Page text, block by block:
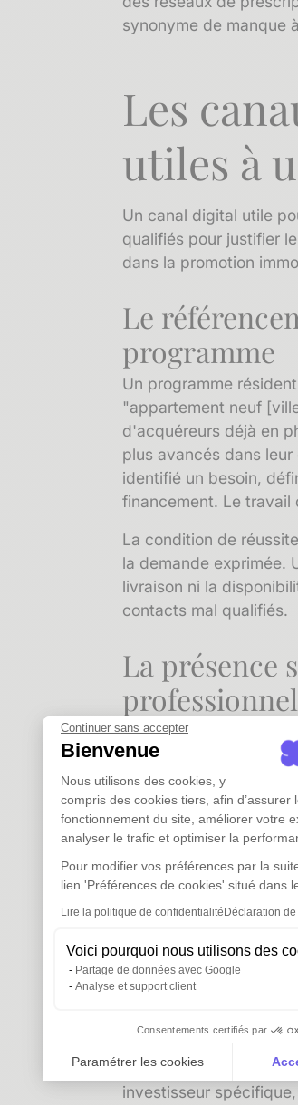
Continuer sans accepter
Bienvenue
Nous utilisons des cookies, y
compris des cookies tiers, afin d’assurer
fonctionnement du site, améliorer votre
analyser le trafic et optimiser la
Pour modifier vos préférences par la
lien 'Préférences de cookies' situé dans
Lire la politique de confidentialité Déclaration
Voici pourquoi nous utilisons des
Partage de données avec Google
Analyse et support client
Consentements certifiés par
Paramétrer les cookies
Axeptio consent
Plateforme de Gestion du
synonyme de manque
Les
utiles à
Un canal digital utile
qualifiés pour justifier
dans la promotion
Le
programme
Un programme
"appartement neuf
d'acquéreurs déjà en
plus avancés dans
identifié un besoin,
financement. Le
La condition de
la demande exprimée.
livraison ni la
contacts mal qualifiés.
La présence
Pour les promoteurs
institutionnels, des
présence active sur
publicité classique.
maintient le lien avec
souvenir de vous au
Cette logique de
qui distingue la
qui vous a vu
accordera un rendez-
contexte.
La prise de
Lorsqu'un promoteur
investisseur